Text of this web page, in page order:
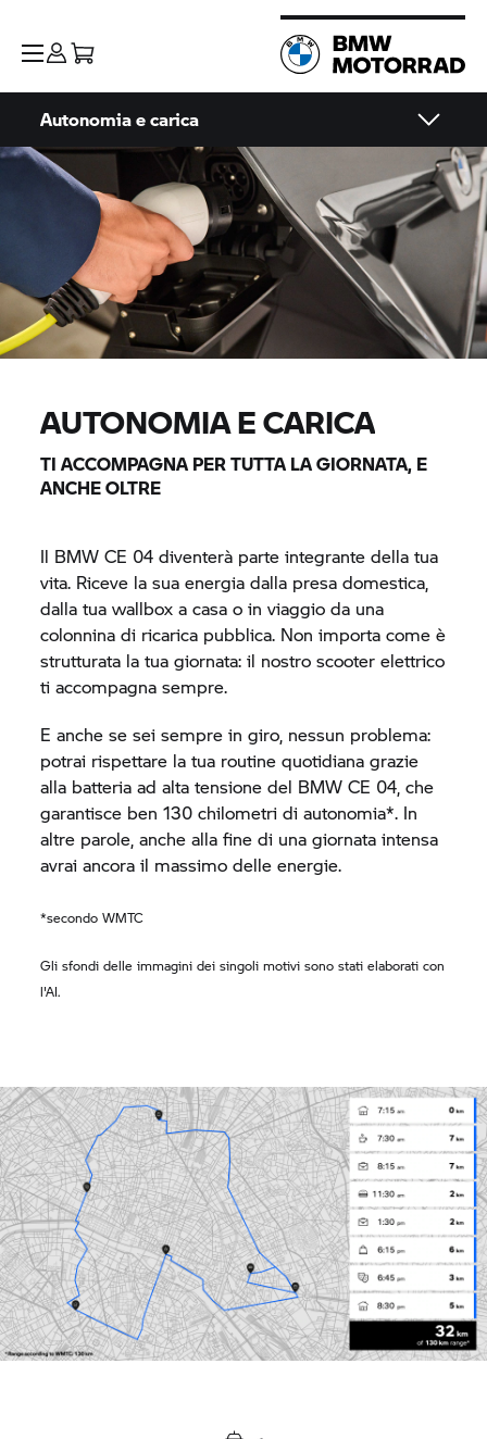
Autonomia e carica
AUTONOMIA E CARICA
TI ACCOMPAGNA PER TUTTA LA GIORNATA, E
ANCHE OLTRE
Il BMWCE 04 diventerà parte integrante della tua
vita. Riceve la sua energia dalla presa domestica,
dalla tua wallbox a casa o in viaggio da una
colonnina di ricarica pubblica. Non importa come è
strutturata la tua giornata: il nostro scooter elettrico
ti accompagna sempre.
E anche se sei sempre in giro, nessun problema:
potrai rispettare la tua routine quotidiana grazie
alla batteria ad alta tensione del BMWCE 04, che
garantisce ben 130 chilometri di autonomia*. In
altre parole, anche alla fine di una giornata intensa
avrai ancora il massimo delle energie.
*secondo WMTC
Gli sfondi delle immagini dei singoli motivi sono stati elaborati con
l'AI.